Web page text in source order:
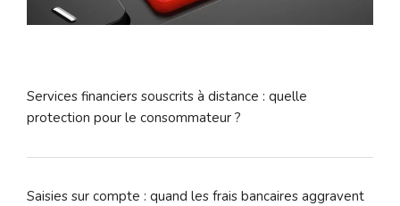
Services financiers souscrits à distance : quelle
protection pour le consommateur ?
Saisies sur compte : quand les frais bancaires aggravent